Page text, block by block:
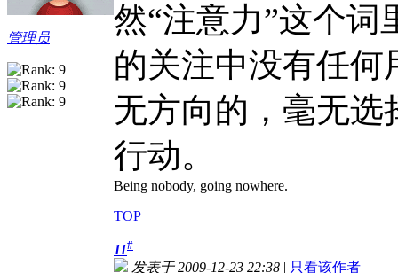
管理员
然“注意力”这个词
的关注中没有任
无方向的，毫无
行动。
Being nobody, going nowhere.
TOP
11#
发表于 2009-12-23 22:38 | 只看该作者